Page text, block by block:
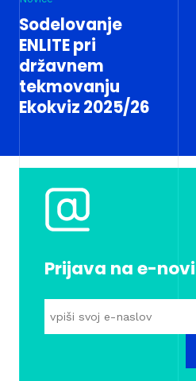
Sodelovanje
ENLITE pri
državnem
tekmovanju
Ekokviz 2025/26
Prijava na e-